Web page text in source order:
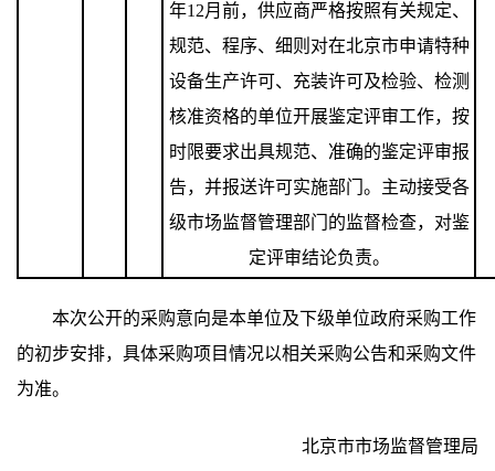
年12月前，供应商严格按照有关规定、
规范、程序、细则对在北京市申请特种
设备生产许可、充装许可及检验、检测
核准资格的单位开展鉴定评审工作，按
时限要求出具规范、准确的鉴定评审报
告，并报送许可实施部门。主动接受各
级市场监督管理部门的监督检查，对鉴
定评审结论负责。
本次公开的采购意向是本单位及下级单位政府采购工作
的初步安排，具体采购项目情况以相关采购公告和采购文件
为准。
北京市市场监督管理局